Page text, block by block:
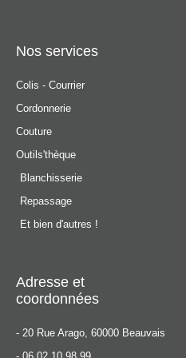
Nos services
Colis - Courrier
Cordonnerie
Couture
Outils'thèque
Blanchisserie
Repassage
Et bien d'autres !
Adresse et
coordonnées
- 20 Rue Arago, 60000 Beauvais